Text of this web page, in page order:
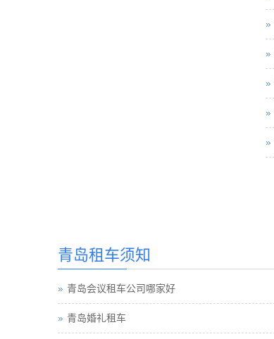
青岛租车须知
青岛会议租车公司哪家好
青岛婚礼租车